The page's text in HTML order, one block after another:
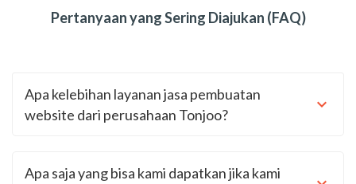
Pertanyaan yang Sering Diajukan (FAQ)
Apa kelebihan layanan jasa pembuatan
website dari perusahaan Tonjoo?
Apa saja yang bisa kami dapatkan jika kami